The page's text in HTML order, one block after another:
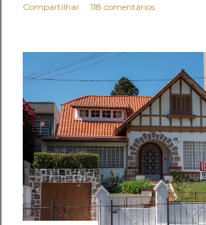
Compartilhar 118 comentários